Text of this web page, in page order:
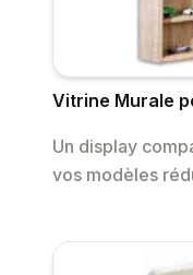
Vitrine Murale
Un display
vos modèles